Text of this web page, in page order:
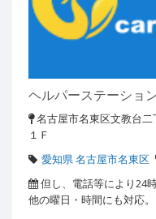
ヘルパーステーショ
名古屋市名東区文教台
１Ｆ
愛知県 名古屋市名東区
但し、電話等により24
他の曜日・時間にも対応。